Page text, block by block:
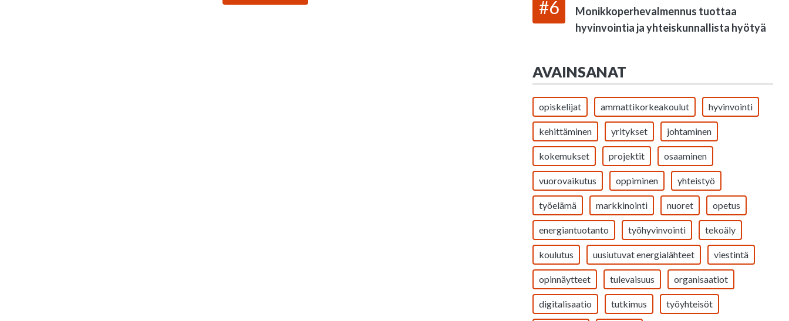
#6
Monikkoperhevalmennus tuottaa
hyvinvointia ja yhteiskunnallista hyötyä
AVAINSANAT
opiskelijat ammattikorkeakoulut hyvinvointi
kehittäminen yritykset johtaminen
kokemukset projektit osaaminen
vuorovaikutus oppiminen yhteistyö
työelämä markkinointi nuoret opetus
energiantuotanto työhyvinvointi tekoäly
koulutus uusiutuvat energialähteet viestintä
opinnäytteet tulevaisuus organisaatiot
digitalisaatio tutkimus työyhteisöt